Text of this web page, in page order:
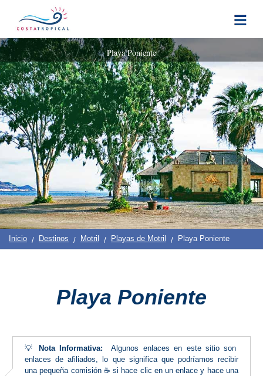
Inicio |
Contacto
Quiénes
Somos
Destinos
Ver
Y
Hacer
Planificación
COSTA
TROPICAL
➜
Almuñécar
La
Herradura
Salobreña
SOL
Playa Poniente
Inicio Destinos Motril Playas de Motril Playa Poniente
Playa Poniente
💡 Nota Informativa: Algunos enlaces en este sitio son
enlaces de afiliados, lo que significa que podríamos recibir
una pequeña comisión ☕ si hace clic en un enlace y hace una